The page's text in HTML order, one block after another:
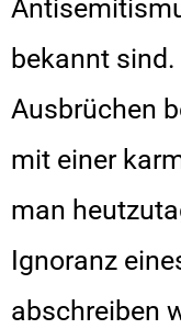
bekannt
Ausbrüchen
mit einer
man
Ignoranz
abschreiben